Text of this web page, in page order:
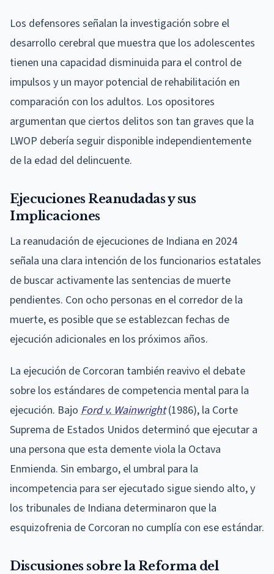
Los defensores señalan la investigación sobre el
desarrollo cerebral que muestra que los adolescentes
tienen una capacidad disminuida para el control de
impulsos y un mayor potencial de rehabilitación en
comparación con los adultos. Los opositores
argumentan que ciertos delitos son tan graves que la
LWOP debería seguir disponible independientemente
de la edad del delincuente.
Ejecuciones Reanudadas y sus
Implicaciones
La reanudación de ejecuciones de Indiana en 2024
señala una clara intención de los funcionarios estatales
de buscar activamente las sentencias de muerte
pendientes. Con ocho personas en el corredor de la
muerte, es posible que se establezcan fechas de
ejecución adicionales en los próximos años.
La ejecución de Corcoran también reavivo el debate
sobre los estándares de competencia mental para la
ejecución. Bajo Ford v. Wainwright(1986), la Corte
Suprema de Estados Unidos determinó que ejecutar a
una persona que esta demente viola la Octava
Enmienda. Sin embargo, el umbral para la
incompetencia para ser ejecutado sigue siendo alto, y
los tribunales de Indiana determinaron que la
esquizofrenia de Corcoran no cumplía con ese estándar.
Discusiones sobre la Reforma del